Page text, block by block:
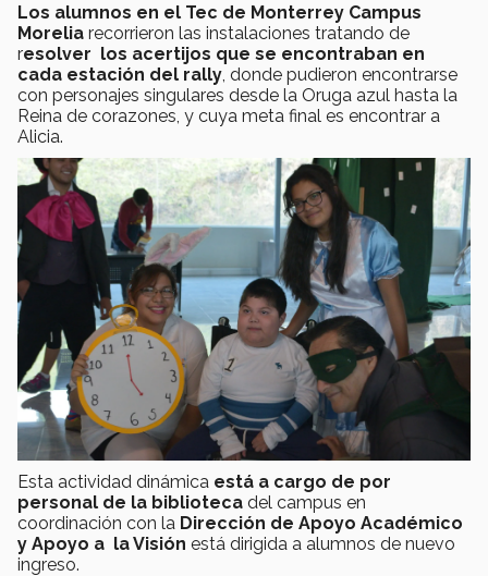
Los alumnos en el Tec de Monterrey Campus
Morelia recorrieron las instalaciones tratando de
resolver los acertijos que se encontraban en
cada estación del rally , donde pudieron encontrarse
con personajes singulares desde la Oruga azul hasta la
Reina de corazones, y cuya meta final es encontrar a
Alicia.
Esta actividad dinámica está a cargo de por
personal de la biblioteca del campus en
coordinación con la Dirección de Apoyo Académico
y Apoyo a la Visión está dirigida a alumnos de nuevo
ingreso.